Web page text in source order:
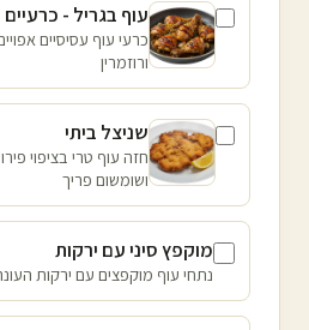
עוף בגריל - כרעיים
כרעי עוף עסיסיים
ורוזמרין
שניצל ביתי
חזה עוף טרי בציפוי
ושומשום פריך
מוקפץ סיני עם ירקות
נתחי עוף מוקפצים עם ירקות